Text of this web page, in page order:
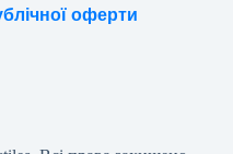
оферти